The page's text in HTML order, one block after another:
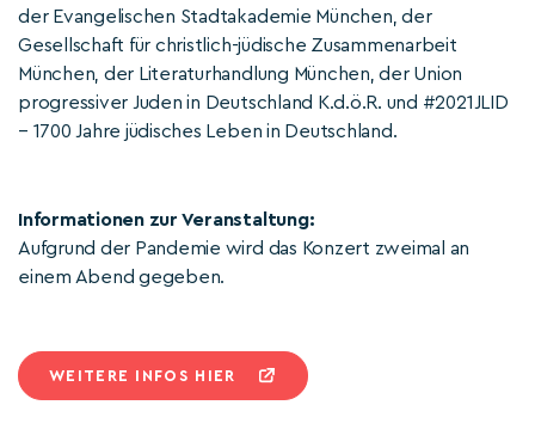
der Evangelischen Stadtakademie München, der
Gesellschaft für christlich-jüdische Zusammenarbeit
München, der Literaturhandlung München, der Union
progressiver Juden in Deutschland K.d.ö.R. und #2021JLID
– 1700 Jahre jüdisches Leben in Deutschland.
Informationen zur Veranstaltung:
Aufgrund der Pandemie wird das Konzert zweimal an
einem Abend gegeben.
WEITERE INFOS HIER